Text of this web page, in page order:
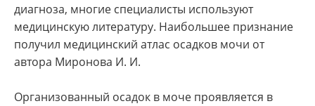
диагноза, многие специалисты используют
медицинскую литературу. Наибольшее признание
получил медицинский атлас осадков мочи от
автора Миронова И. И.
Организованный осадок в моче проявляется в